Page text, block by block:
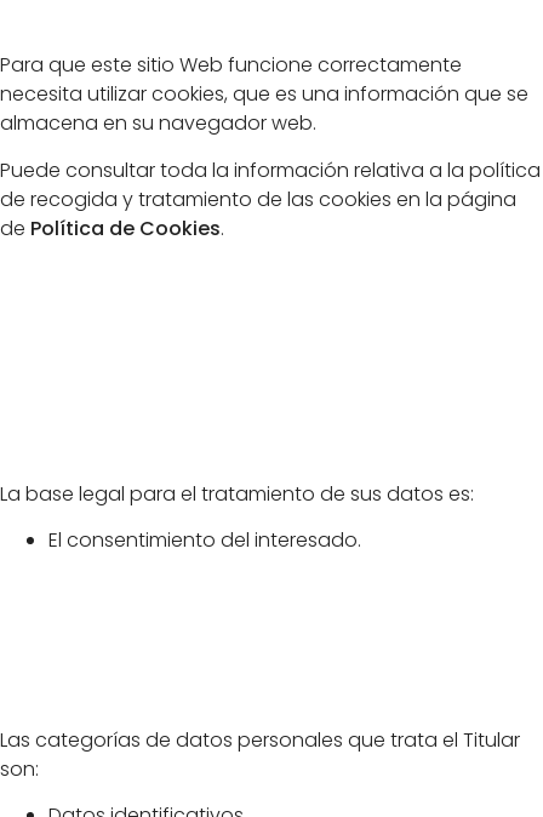
Para que este sitio Web funcione correctamente
necesita utilizar cookies, que es una información que se
almacena en su navegador web.
Puede consultar toda la información relativa a la política
de recogida y tratamiento de las cookies en la página
de Política de Cookies.
La base legal para el tratamiento de sus datos es:
El consentimiento del interesado.
Las categorías de datos personales que trata el Titular
son: